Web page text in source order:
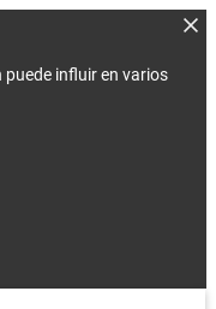
puede influir en varios